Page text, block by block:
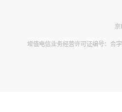
增值电信业务经营许可证编号：合